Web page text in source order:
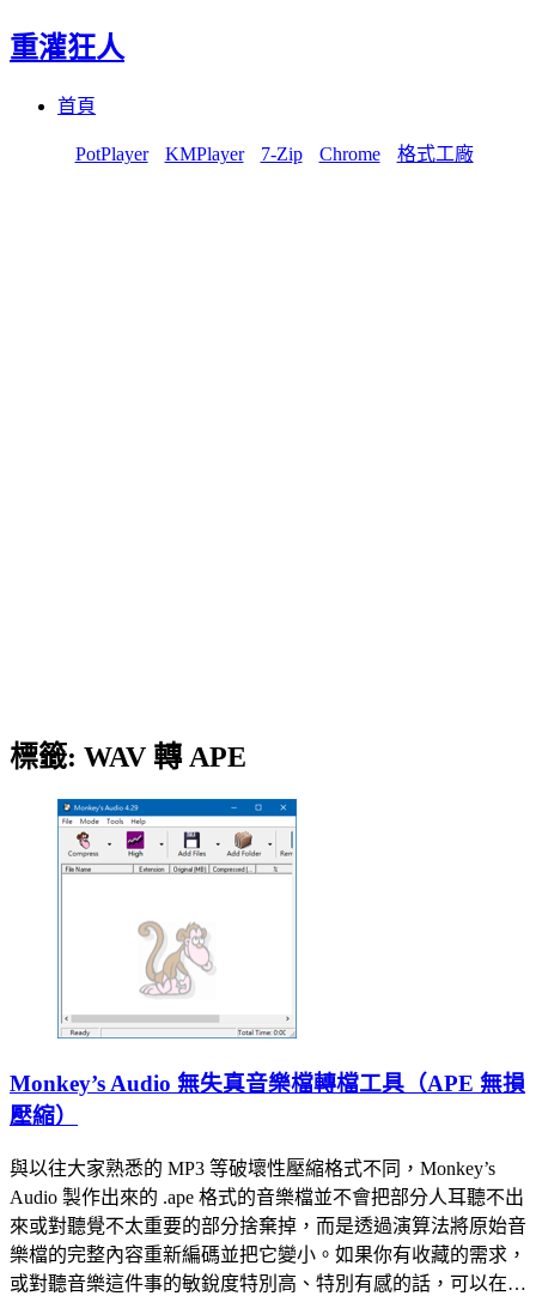
重灌狂人
首頁
PotPlayer KMPlayer 7-Zip Chrome 格式工廠
標籤: WAV 轉 APE
Monkey’s Audio 無失真音樂檔轉檔工具（APE 無損
壓縮）
與以往大家熟悉的 MP3 等破壞性壓縮格式不同，Monkey’s
Audio 製作出來的 .ape 格式的音樂檔並不會把部分人耳聽不出
來或對聽覺不太重要的部分捨棄掉，而是透過演算法將原始音
樂檔的完整內容重新編碼並把它變小。如果你有收藏的需求，
或對聽音樂這件事的敏銳度特別高、特別有感的話，可以在…